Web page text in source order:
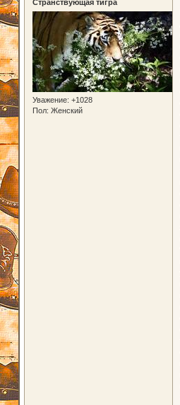
Странствующая тигра
Уважение: +1028
Пол: Женский